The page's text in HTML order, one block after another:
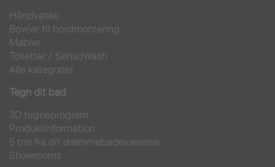
Håndvaske
Bowler til bordmontering
Møbler
Toiletter / SensoWash
Alle kategorier
Tegn dit bad
3D tegneprogram
Produktinformation
5 trin fra dit drømmebadeværelse
Showrooms